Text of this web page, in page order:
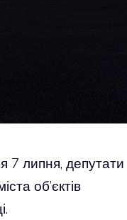
7 липня, депутати
об’єктів